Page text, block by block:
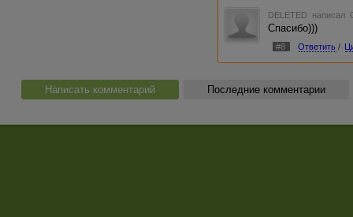
DELETED написал
Спасибо)))
#8 Ответить /
Написать комментарий Последние комментарии